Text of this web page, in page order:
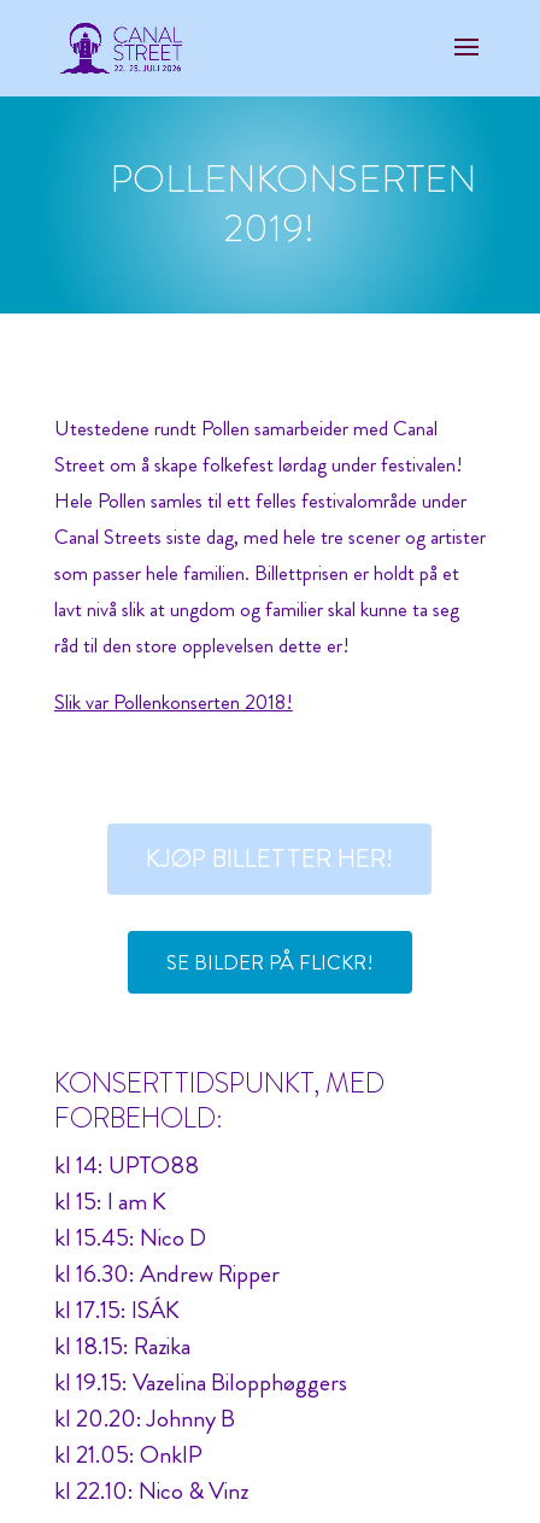
POLLENKONSERTEN
2019!
Utestedene rundt Pollen samarbeider med Canal
Street om å skape folkefest lørdag under festivalen!
Hele Pollen samles til ett felles festivalområde under
Canal Streets siste dag, med hele tre scener og artister
som passer hele familien. Billettprisen er holdt på et
lavt nivå slik at ungdom og familier skal kunne ta seg
råd til den store opplevelsen dette er!
Slik var Pollenkonserten 2018!
KJØP BILLETTER HER!
SE BILDER PÅ FLICKR!
KONSERTTIDSPUNKT, MED
FORBEHOLD:
kl 14: UPTO88
kl 15: I am K
kl 15.45: Nico D
kl 16.30: Andrew Ripper
kl 17.15: ISÁK
kl 18.15: Razika
kl 19.15: Vazelina Bilopphøggers
kl 20.20: Johnny B
kl 21.05: OnklP
kl 22.10: Nico & Vinz